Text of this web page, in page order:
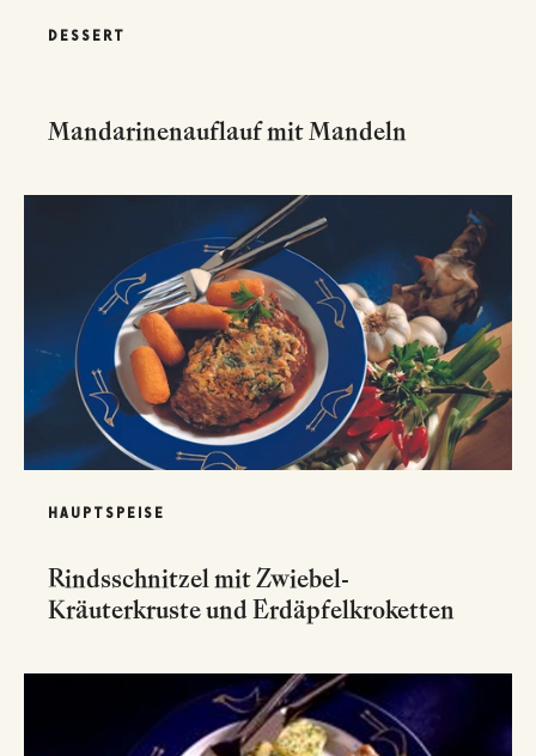
DESSERT
Mandarinenauflauf mit Mandeln
HAUPTSPEISE
Rindsschnitzel mit Zwiebel-
Kräuterkruste und Erdäpfelkroketten